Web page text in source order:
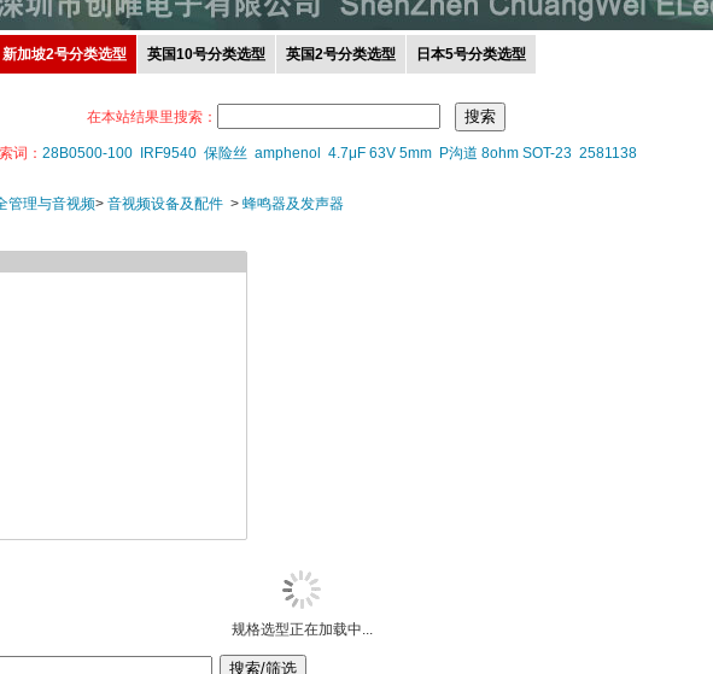
新加坡2号分类选型 英国10号分类选型 英国2号分类选型 日本5号分类选型
在本站结果里搜索：
词： 28B0500-100 IRF9540 保险丝 amphenol 4.7μF 63V 5mm P沟道 8ohm SOT-23 2581138
管理与音视频> 音视频设备及配件 > 蜂鸣器及发声器
规格选型正在加载中...